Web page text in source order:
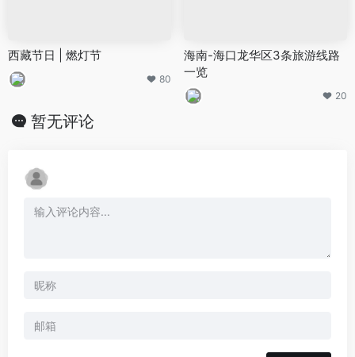
西藏节日 | 燃灯节
80
海南-海口龙华区3条旅游线路
一览
20
暂无评论